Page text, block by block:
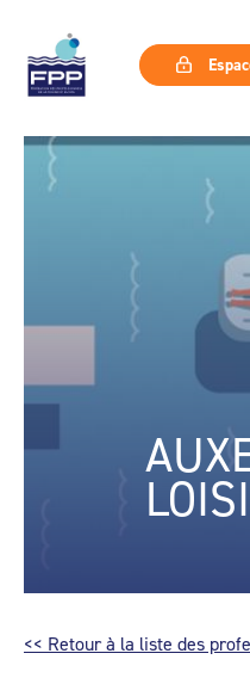
<< Retour à la liste des